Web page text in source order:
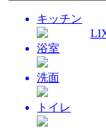
キッチン
浴室
洗面
トイレ